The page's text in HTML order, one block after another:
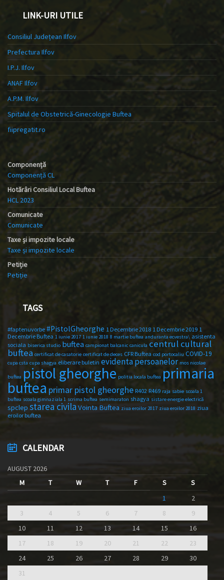
LINK-URI UTILE
Consiliul Județean Ilfov
Prefectura Ilfov
I.P.J. Ilfov
ANAF Ilfov
A.P.M. Ilfov
Spitalul de Obstetrică-Ginecologie Buftea
fiipregatit.ro
Componență
Componență CL
Hotărâri Consiliul Local Buftea
HCL 2023
Comunicate
Comunicate
Taxe și impozite locale
Taxe și impozite locale
Petiție
Petiție
TAGS
#faptenuvorbe #PistolGheorghe 1 Decembrie 2018 1 Decembrie 2019 1
Decembrie Buftea 1 iunie 2017 1 iunie 2018 8 martie buftea anduranta ecvestra\ asistenta
sociala biserica studio buftea campionat balcanic canicula centrul cultural
buftea certificat de casatorie certificat de deces CFR Buftea cod portocaliu COVID-19
cupa csta cupa shagya eliberare buletin evidenta persoanelor mos nicolae
buftea pistol gheorghe politia locala buftea primaria
buftea primar pistol gheorghe R402 R469 raja sabie scoala 1
buftea scoala gimnaziala 1 scrima buftea semimaraton shagya sistare energie electrică
spclep starea civila Vointa Buftea ziua eroilor 2017 ziua eroilor 2018 ziua
eroilor buftea
CALENDAR
AUGUST 2026
M
T W T F S
S
1
2
3
4 5 6 7 8
9
10
11 12 13 14 15
16
17
18 19 20 21 22
23
24
25 26 27 28 29
30
31